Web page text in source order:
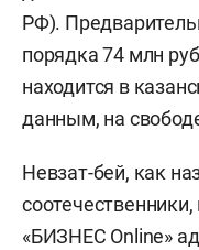
РФ).
порядка 74 млн
находится в
данным, на
Невзат-бей, как
«БИЗНЕС Online»